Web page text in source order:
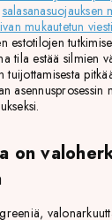
salasanasuojauksen
mukautetun
estotilojen
tila estää silmien
tuijottamisesta
asennusprosessin
on